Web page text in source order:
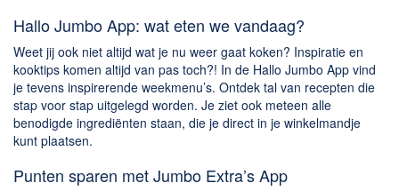
Hallo Jumbo App: wat eten we vandaag?
Weet jij ook niet altijd wat je nu weer gaat koken? Inspiratie en
kooktips komen altijd van pas toch?! In de Hallo Jumbo App vind
je tevens inspirerende weekmenu’s. Ontdek tal van recepten die
stap voor stap uitgelegd worden. Je ziet ook meteen alle
benodigde ingrediënten staan, die je direct in je winkelmandje
kunt plaatsen.
Punten sparen met Jumbo Extra’s App